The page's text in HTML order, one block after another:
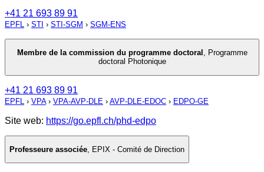
+41 21 693 89 91
EPFL › STI › STI-SGM › SGM-ENS
Membre de la commission du programme doctoral , Programme
doctoral Photonique
+41 21 693 89 91
EPFL › VPA› VPA-AVP-DLE › AVP-DLE-EDOC › EDPO-GE
Site web: https://go.epfl.ch/phd-edpo
Professeure associée, EPIX - Comité de Direction